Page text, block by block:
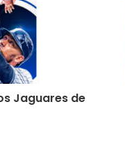
Jaguares de